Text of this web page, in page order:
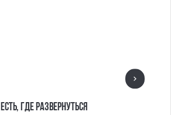
Есть, где развернуться